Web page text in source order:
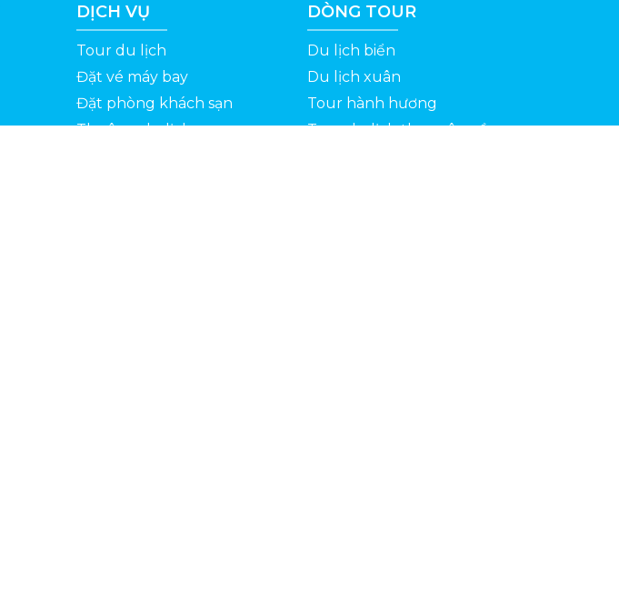
DỊCH VỤ
Tour du lịch
Đặt vé máy bay
Đặt phòng khách sạn
Thuê xe du lịch
DÒNG TOUR
Du lịch biển
Du lịch xuân
Tour hành hương
Tour du lịch theo yêu cầu